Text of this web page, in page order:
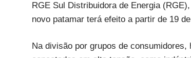
RGE Sul Distribuidora de Energia
novo patamar terá efeito a partir de 19
Na divisão por grupos de